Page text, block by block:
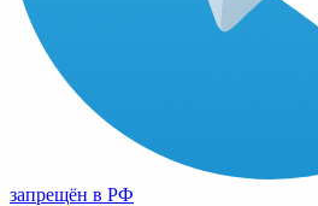
запрещён в РФ